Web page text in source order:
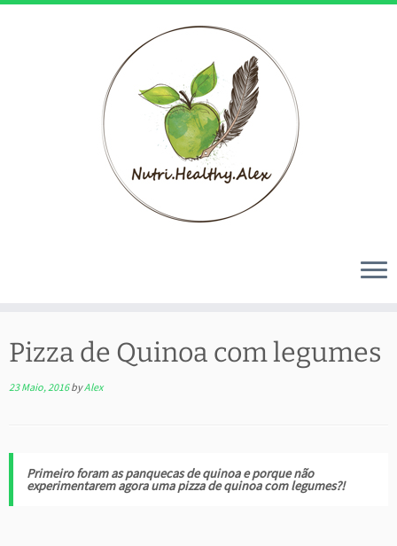
to
content
Pizza de Quinoa com legumes
23 Maio, 2016 byAlex
Primeiro foram as panquecas de quinoa e porque não
experimentarem agora uma pizza de quinoa com legumes?!